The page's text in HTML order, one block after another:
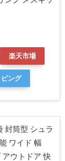
楽天市場
ング
封筒型 シュラ
ワイド 幅
アウトドア 快